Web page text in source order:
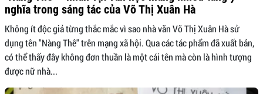
nghĩa trong sáng tác của Võ Thị Xuân Hà
Không ít độc giả từng thắc mắc vì sao nhà văn Võ Thị Xuân Hà sử
dụng tên "Nàng Thê" trên mạng xã hội. Qua các tác phẩm đã xuất bản,
có thể thấy đây không đơn thuần là một cái tên mà còn là hình tượng
được nữ nhà...